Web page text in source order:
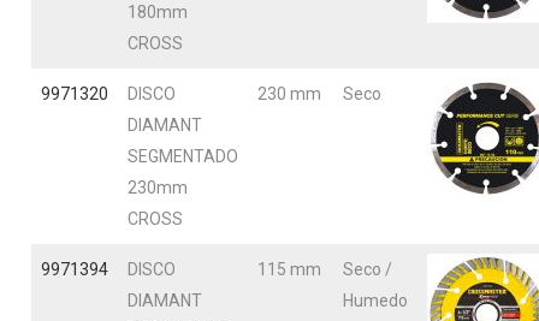
180mm
CROSS
9971320
DISCO
DIAMANT
SEGMENTADO
230mm
CROSS
230 mm Seco
9971394
DISCO
DIAMANT
115 mm
Seco /
Humedo